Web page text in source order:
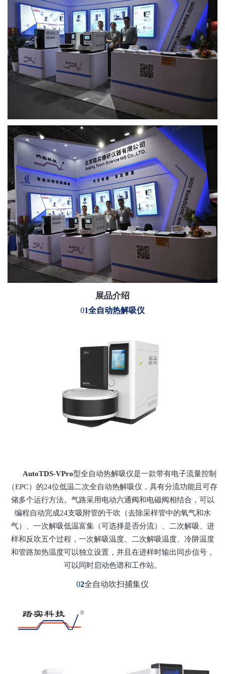
展品介绍
01全自动热解吸仪
AutoTDS-VPro型全自动热解吸仪是一款带有电子流量控制
（EPC）的24位低温二次全自动热解吸仪，具有分流功能且可存
储多个运行方法。气路采用电动六通阀和电磁阀相结合，可以
编程自动完成24支吸附管的干吹（去除采样管中的氧气和水
气）、一次解吸低温富集（可选择是否分流）、二次解吸、进
样和反吹五个过程，一次解吸温度、二次解吸温度、冷阱温度
和管路加热温度可以独立设置，并且在进样时输出同步信号，
可以同时启动色谱和工作站。
02全自动吹扫捕集仪